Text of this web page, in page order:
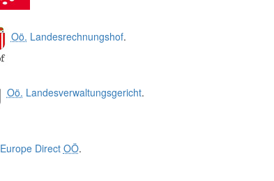
Oö. Landesrechnungshof.
Oö. Landesverwaltungsgericht.
Europe Direct OÖ.